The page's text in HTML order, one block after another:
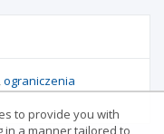
ograniczenia
to provide you with
in a manner tailored to